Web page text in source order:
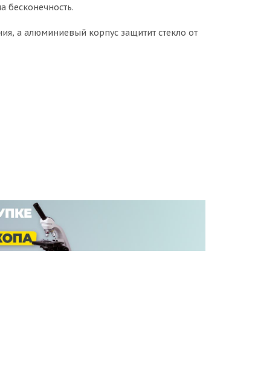
бесконечность.
а алюминиевый корпус защитит стекло от